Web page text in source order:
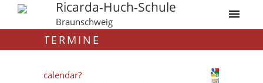
Ricarda-Huch-Schule
Braunschweig
TERMINE
calendar?